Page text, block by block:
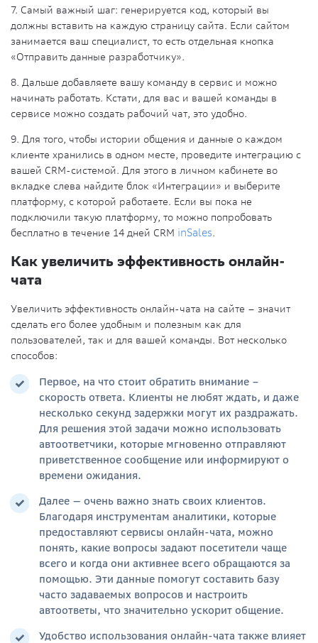
7. Самый важный шаг: генерируется код, который вы
должны вставить на каждую страницу сайта. Если сайтом
занимается ваш специалист, то есть отдельная кнопка
«Отправить данные разработчику».
8. Дальше добавляете вашу команду в сервис и можно
начинать работать. Кстати, для вас и вашей команды в
сервисе можно создать рабочий чат, это удобно.
9. Для того, чтобы истории общения и данные о каждом
клиенте хранились в одном месте, проведите интеграцию с
вашей CRM-системой. Для этого в личном кабинете во
вкладке слева найдите блок «Интеграции» и выберите
платформу, с которой работаете. Если вы пока не
подключили такую платформу, то можно попробовать
бесплатно в течение 14 дней CRM inSales.
Как увеличить эффективность онлайн-
чата
Увеличить эффективность онлайн-чата на сайте – значит
сделать его более удобным и полезным как для
пользователей, так и для вашей команды. Вот несколько
способов:
Первое, на что стоит обратить внимание –
скорость ответа. Клиенты не любят ждать, и даже
несколько секунд задержки могут их раздражать.
Для решения этой задачи можно использовать
автоответчики, которые мгновенно отправляют
приветственное сообщение или информируют о
времени ожидания.
Далее — очень важно знать своих клиентов.
Благодаря инструментам аналитики, которые
предоставляют сервисы онлайн-чата, можно
понять, какие вопросы задают посетители чаще
всего и когда они активнее всего обращаются за
помощью. Эти данные помогут составить базу
часто задаваемых вопросов и настроить
автоответы, что значительно ускорит общение.
Удобство использования онлайн-чата также влияет